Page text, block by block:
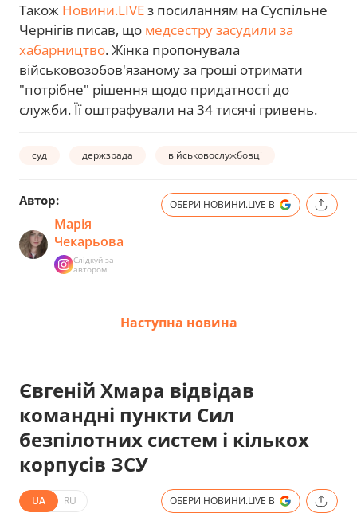
Також Новини.LIVEз посиланням на Суспільне
Чернігів писав, що медсестру засудили за
хабарництво. Жінка пропонувала
військовозобов'язаному за гроші отримати
"потрібне" рішення щодо придатності до
служби. Її оштрафували на 34 тисячі гривень.
суд держзрада військовослужбовці
Автор:
Марія
Чекарьова
Слідкуй за
автором
ОБЕРИ НОВИНИ.LIVE В
Наступна новина
Євгеній Хмара відвідав
командні пункти Сил
безпілотних систем і кількох
корпусів ЗСУ
UA RU ОБЕРИ НОВИНИ.LIVE В